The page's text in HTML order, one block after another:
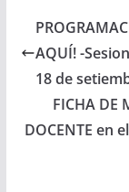
AQUÍ! -
18 de
FICHA DE
DOCENTE en